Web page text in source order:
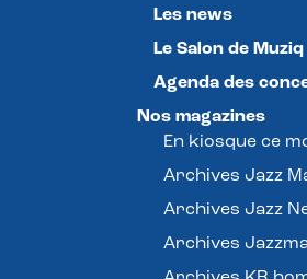
Les news
Le Salon de Muziq
Agenda des
Nos magazines
En kiosque ce
Archives Jazz
Archives Jazz
Archives